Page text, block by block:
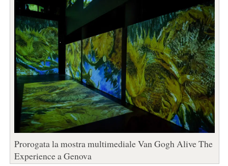
Prorogata la mostra multimediale Van Gogh Alive The
Experience a Genova